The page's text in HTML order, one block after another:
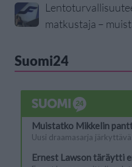
matkustaja –
Suomi24